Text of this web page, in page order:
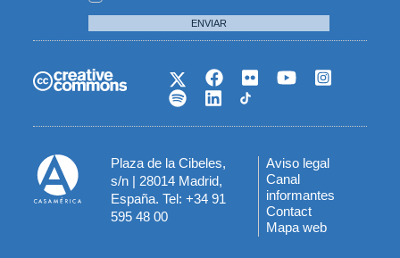
ENVIAR
Plaza de la Cibeles,
s/n | 28014 Madrid,
España. Tel: +34 91
595 48 00
Menú
del
pie
Aviso legal
Canal
informantes
Contact
Mapa web